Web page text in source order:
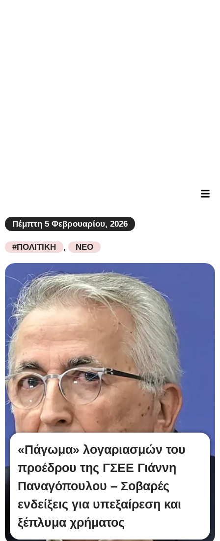
Πέμπτη 5 Φεβρουαρίου, 2026
#ΠΟΛΙΤΙΚΗ , ΝΕΟ
«Πάγωμα» λογαριασμών του
προέδρου της ΓΣΕΕ Γιάννη
Παναγόπουλου – Σοβαρές
ενδείξεις για υπεξαίρεση και
ξέπλυμα χρήματος